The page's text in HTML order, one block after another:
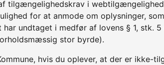
tilgængelighedskrav i
for at anmode om oplysninger,
undtaget i medfør af lovens § 1, stk.
stor byrde).
hvis du oplever, at der er ikke-